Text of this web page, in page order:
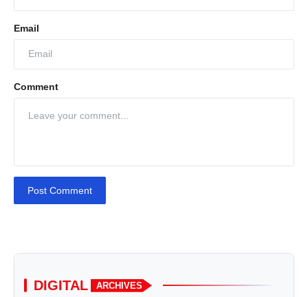
Email
Comment
Post Comment
DIGITAL ARCHIVES